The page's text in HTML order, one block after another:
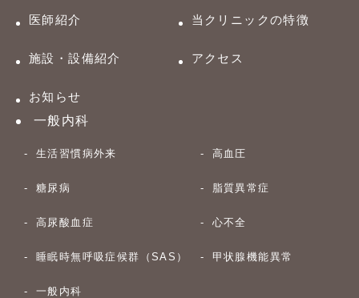
医師紹介 当クリニックの特徴
施設・設備紹介 アクセス
お知らせ
一般内科
生活習慣病外来 高血圧
糖尿病 脂質異常症
高尿酸血症 心不全
睡眠時無呼吸症候群（SAS） 甲状腺機能異常
一般内科